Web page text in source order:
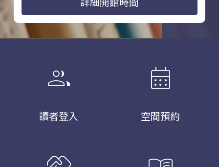
group
讀者登入
calendar_month
空間預約